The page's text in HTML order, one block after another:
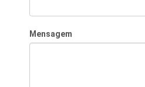
Mensagem